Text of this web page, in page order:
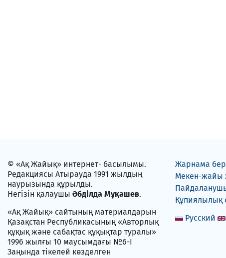
© «Ақ Жайық» интернет- басылымы.
Редакциясы Атырауда 1991 жылдың
наурызында құрылды.
Негізін қалаушы Әбділда Мұқашев.
«Ақ Жайық» сайтының материалдарын
Қазақстан Республикасының «Авторлық
құқық және сабақтас құқықтар туралы»
1996 жылғы 10 маусымдағы №6-I
Заңында тікелей көзделген
Жарнама
Мекен-жайы
Пайдаланушы
Құпиялылық
Русский